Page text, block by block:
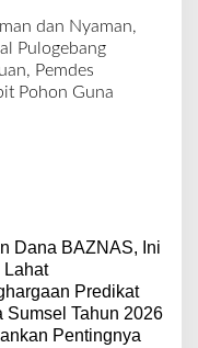
dan Nyaman,
Pulogebang
Pemdes
Pohon Guna
Dana BAZNAS, Ini
Lahat
Predikat
Sumsel Tahun 2026
Pentingnya